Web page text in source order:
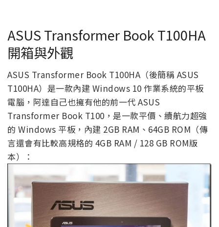
ASUS Transformer Book T100HA
開箱與外觀
ASUS Transformer Book T100HA（後簡稱 ASUS
T100HA）是一款內建 Windows 10 作業系統的平板
電腦，阿達自己也擁有他的前一代 ASUS
Transformer Book T100，是一款平價、續航力超強
的 Windows 平板，內建 2GB RAM、64GB ROM（傳
言還會有比較高規格的 4GB RAM / 128 GB ROM版
本）：